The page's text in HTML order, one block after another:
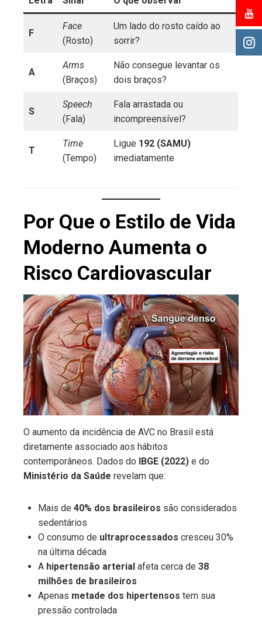
F
Face
(Rosto)
Um lado do rosto caído ao
sorrir?
A
Arms
(Braços)
Não consegue levantar os
dois braços?
S
Speech
(Fala)
Fala arrastada ou
incompreensível?
T
Time
(Tempo)
Ligue 192 (SAMU)
imediatamente
Por Que o Estilo de Vida
Moderno Aumenta o
Risco Cardiovascular
O aumento da incidência de AVC no Brasil está
diretamente associado aos hábitos
contemporâneos. Dados do IBGE (2022) e do
Ministério da Saúde revelam que:
Mais de 40% dos brasileiros são considerados
sedentários
O consumo de ultraprocessados cresceu 30%
na última década
A hipertensão arterial afeta cerca de 38
milhões de brasileiros
Apenas metade dos hipertensos tem sua
pressão controlada